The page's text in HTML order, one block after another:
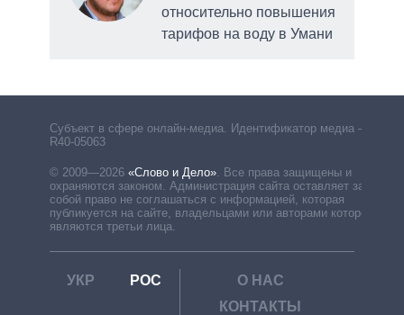
относительно повышения
тарифов на воду в Умани
Субъект в сфере онлайн-медиа. Идентификатор медиа –
R40-05063
© 2009—2026 «Слово и Дело». Все права защищены и
охраняются законом. Администрация сайта оставляет за
собой право не соглашаться с информацией, которая
публикуется на сайте, владельцами или авторами которой
являются третьи лица.
УКР РОС
О НАС
КОНТАКТЫ